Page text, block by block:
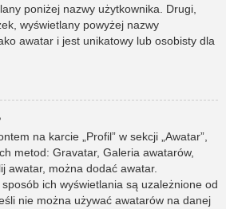
poniżej nazwy użytkownika. Drugi,
wyświetlany powyżej nazwy
awatar i jest unikatowy lub osobisty dla
na karcie „Profil” w sekcji „Awatar”,
metod: Gravatar, Galeria awatarów,
awatar, można dodać awatar.
ich wyświetlania są uzależnione od
nie można używać awatarów na danej